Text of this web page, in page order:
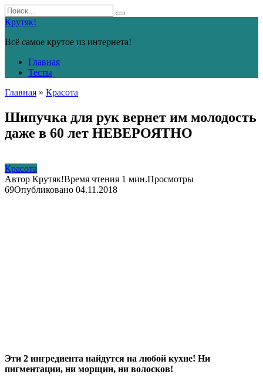
Перейти
к
контенту
Search
for:
Крутяк!
Всё самое крутое из интернета!
Главная
Тесты
Главная » Красота
Шипучка для рук вернет им молодость
даже в 60 лет НЕВЕРОЯТНО
Красота
Автор Крутяк!Время чтения 1 мин.Просмотры
69Опубликовано 04.11.2018
Эти 2 ингредиента найдутся на любой кухне! Ни
пигментации, ни морщин, ни волосков!